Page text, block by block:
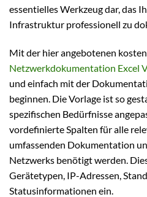
essentielles Werkzeug dar, das
Infrastruktur professionell zu
Mit der hier angebotenen
Netzwerkdokumentation Excel
und einfach mit der
beginnen. Die Vorlage ist so
spezifischen Bedürfnisse
vordefinierte Spalten für alle
umfassenden Dokumentation
Netzwerks benötigt werden.
Gerätetypen, IP-Adressen,
Statusinformationen ein.